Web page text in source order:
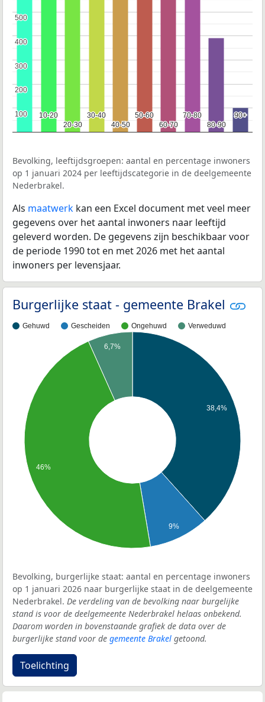
10-20
10-20
20-30
20-30
30-40
30-40
40-50
40-50
50-60
50-60
60-70
60-70
70-80
70-80
80-90
80-90
90+
90+
100
100
200
200
300
300
400
400
500
500
Bevolking, leeftijdsgroepen: aantal en percentage inwoners
op 1 januari 2024 per leeftijdscategorie in de deelgemeente
Nederbrakel.
Als maatwerk kan een Excel document met veel meer
gegevens over het aantal inwoners naar leeftijd
geleverd worden. De gegevens zijn beschikbaar voor
de periode 1990 tot en met 2026 met het aantal
inwoners per levensjaar.
Burgerlijke staat - gemeente Brakel
Gehuwd Gescheiden Ongehuwd Verweduwd
38,4%
9%
6,7%
46%
Bevolking, burgerlijke staat: aantal en percentage inwoners
op 1 januari 2026 naar burgerlijke staat in de deelgemeente
Nederbrakel. De verdeling van de bevolking naar burgelijke
stand is voor de deelgemeente Nederbrakel helaas onbekend.
Daarom worden in bovenstaande grafiek de data over de
burgerlijke stand voor de gemeente Brakel getoond.
Toelichting